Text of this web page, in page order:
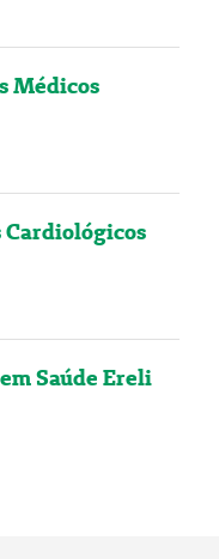
Médicos
Cardiológicos
Saúde Ereli